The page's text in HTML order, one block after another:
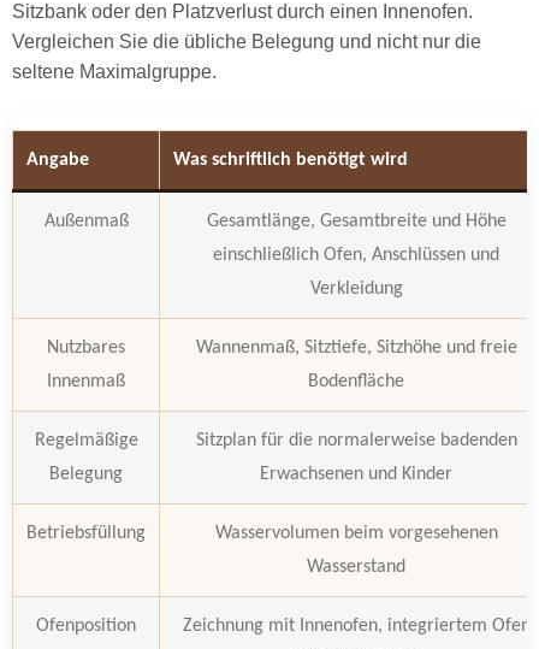
Sitzbank oder den Platzverlust durch einen Innenofen.
Vergleichen Sie die übliche Belegung und nicht nur die
seltene Maximalgruppe.
Angabe Was schriftlich benötigt wird
Außenmaß
Gesamtlänge, Gesamtbreite und Höhe
einschließlich Ofen, Anschlüssen und
Verkleidung
Nutzbares
Innenmaß
Wannenmaß, Sitztiefe, Sitzhöhe und freie
Bodenfläche
Regelmäßige
Belegung
Sitzplan für die normalerweise badenden
Erwachsenen und Kinder
Betriebsfüllung
Wasservolumen beim vorgesehenen
Wasserstand
Ofenposition
Zeichnung mit Innenofen, integriertem Ofen